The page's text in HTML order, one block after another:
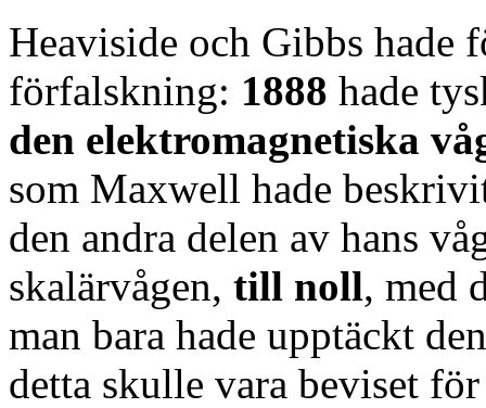
Heaviside och Gibbs hade
förfalskning: 1888 hade
den elektromagnetiska
som Maxwell hade
den andra delen av hans
skalärvågen, till noll, med
man bara hade upptäckt
detta skulle vara beviset